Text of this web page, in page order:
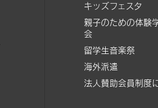
キッズフェスタ
親子のための体験
会
留学生音楽祭
海外派遣
法人賛助会員制度